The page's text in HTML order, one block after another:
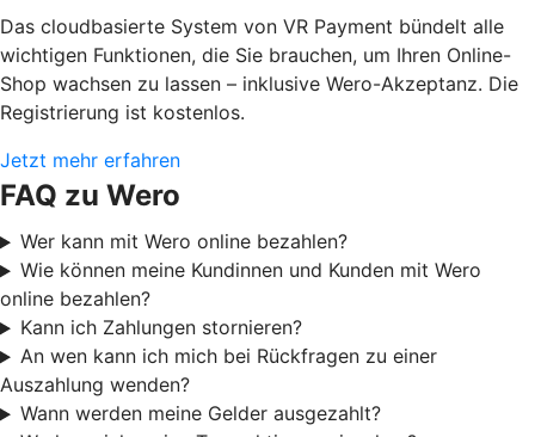
Das cloudbasierte System von VR Payment bündelt alle
wichtigen Funktionen, die Sie brauchen, um Ihren Online-
Shop wachsen zu lassen – inklusive Wero-Akzeptanz. Die
Registrierung ist kostenlos.
Jetzt mehr erfahren
FAQ zu Wero
Wer kann mit Wero online bezahlen?
Wie können meine Kundinnen und Kunden mit Wero
online bezahlen?
Kann ich Zahlungen stornieren?
An wen kann ich mich bei Rückfragen zu einer
Auszahlung wenden?
Wann werden meine Gelder ausgezahlt?